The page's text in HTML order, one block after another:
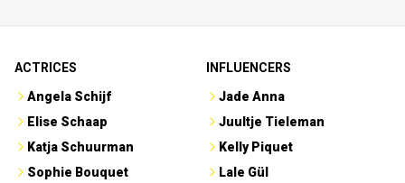
ACTRICES
Angela Schijf
Elise Schaap
Katja Schuurman
Sophie Bouquet
INFLUENCERS
Jade Anna
Juultje Tieleman
Kelly Piquet
Lale Gül